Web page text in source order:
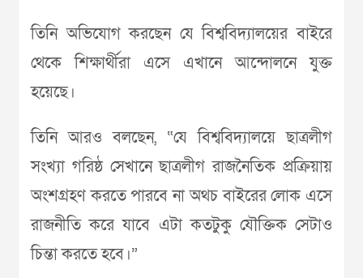
তিনি অভিযোগ করছেন যে বিশ্ববিদ্যালয়ের বাইরে
থেকে শিক্ষার্থীরা এসে এখানে আন্দোলনে যুক্ত
হয়েছে।
তিনি আরও বলছেন, “যে বিশ্ববিদ্যালয়ে ছাত্রলীগ
সংখ্যা গরিষ্ঠ সেখানে ছাত্রলীগ রাজনৈতিক প্রক্রিয়ায়
অংশগ্রহণ করতে পারবে না অথচ বাইরের লোক এসে
রাজনীতি করে যাবে এটা কতটুকু যৌক্তিক সেটাও
চিন্তা করতে হবে।”